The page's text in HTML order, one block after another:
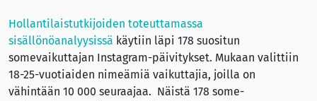
Hollantilaistutkijoiden toteuttamassa
sisällönöanalyysissä käytiin läpi 178 suositun
somevaikuttajan Instagram-päivitykset. Mukaan valittiin
18-25-vuotiaiden nimeämiä vaikuttajia, joilla on
vähintään 10 000 seuraajaa. Näistä 178 some-